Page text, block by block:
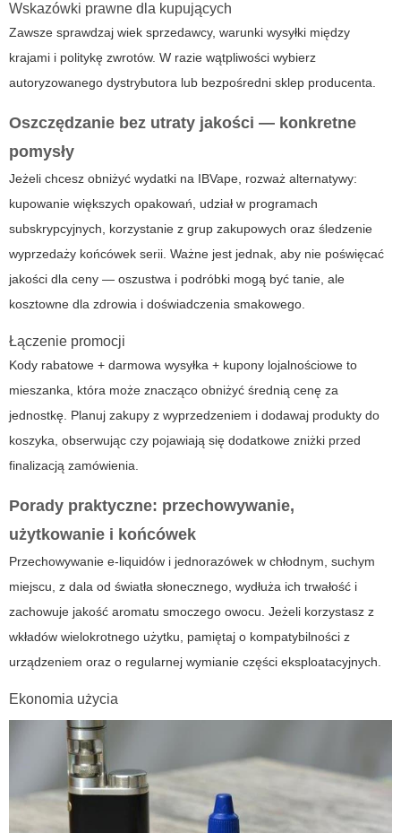
Wskazówki prawne dla kupujących
Zawsze sprawdzaj wiek sprzedawcy, warunki wysyłki między
krajami i politykę zwrotów. W razie wątpliwości wybierz
autoryzowanego dystrybutora lub bezpośredni sklep producenta.
Oszczędzanie bez utraty jakości — konkretne
pomysły
Jeżeli chcesz obniżyć wydatki na IBVape, rozważ alternatywy:
kupowanie większych opakowań, udział w programach
subskrypcyjnych, korzystanie z grup zakupowych oraz śledzenie
wyprzedaży końcówek serii. Ważne jest jednak, aby nie poświęcać
jakości dla ceny — oszustwa i podróbki mogą być tanie, ale
kosztowne dla zdrowia i doświadczenia smakowego.
Łączenie promocji
Kody rabatowe + darmowa wysyłka + kupony lojalnościowe to
mieszanka, która może znacząco obniżyć średnią cenę za
jednostkę. Planuj zakupy z wyprzedzeniem i dodawaj produkty do
koszyka, obserwując czy pojawiają się dodatkowe zniżki przed
finalizacją zamówienia.
Porady praktyczne: przechowywanie,
użytkowanie i końcówek
Przechowywanie e-liquidów i jednorazówek w chłodnym, suchym
miejscu, z dala od światła słonecznego, wydłuża ich trwałość i
zachowuje jakość aromatu smoczego owocu. Jeżeli korzystasz z
wkładów wielokrotnego użytku, pamiętaj o kompatybilności z
urządzeniem oraz o regularnej wymianie części eksploatacyjnych.
Ekonomia użycia